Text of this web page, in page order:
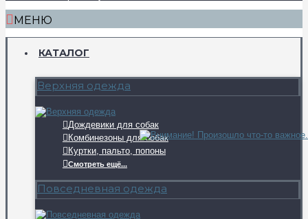
МЕНЮ
КАТАЛОГ
Верхняя одежда
Дождевики для собак
Комбинезоны для собак
Куртки, пальто, попоны
Смотреть ещё...
Повседневная одежда